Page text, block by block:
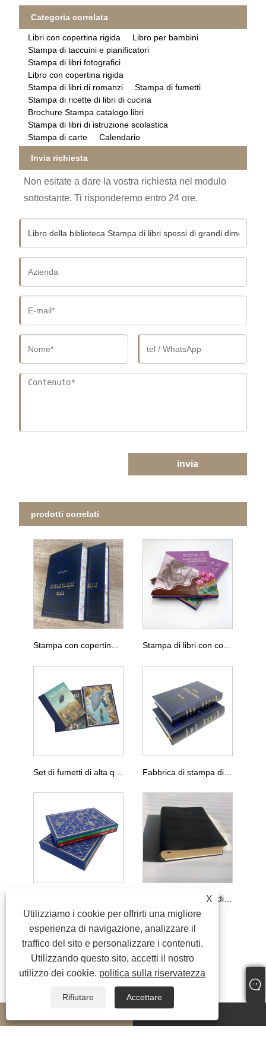
Categoria correlata
Libri con copertina rigida
Libro per bambini
Stampa di taccuini e pianificatori
Stampa di libri fotografici
Libro con copertina rigida
Stampa di libri di romanzi
Stampa di fumetti
Stampa di ricette di libri di cucina
Brochure Stampa catalogo libri
Stampa di libri di istruzione scolastica
Stampa di carte
Calendario
Invia richiesta
Non esitate a dare la vostra richiesta nel modulo
sottostante. Ti risponderemo entro 24 ore.
invia
prodotti correlati
Stampa di libri con copertina rigida di alta qualità
Fabbrica di stampa di libri ebrei con copertina in pelle
Fabbrica di stampa di libri religiosi di alta qualità in vera pelle
X
Utilizziamo i cookie per offrirti una migliore
esperienza di navigazione, analizzare il
traffico del sito e personalizzare i contenuti.
Utilizzando questo sito, accetti il ​​nostro
utilizzo dei cookie. politica sulla riservatezza
Rifiutare Accettare